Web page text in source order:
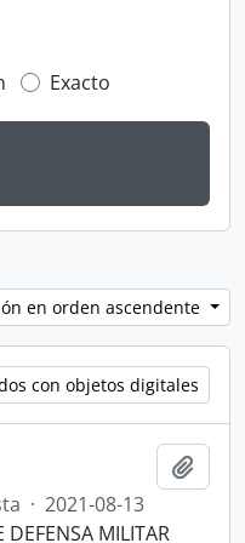
Exacto
en orden ascendente
con objetos digitales
· 2021-08-13
MILITAR